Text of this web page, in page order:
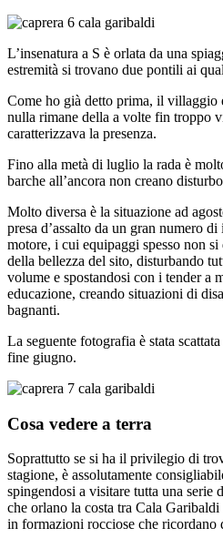
L’insenatura a S è orlata da una
estremità si trovano due pontili ai
Come ho già detto prima, il villaggio
nulla rimane della a volte fin troppo
caratterizzava la presenza.
Fino alla metà di luglio la rada è
barche all’ancora non creano
Molto diversa è la situazione ad
presa d’assalto da un gran numero
motore, i cui equipaggi spesso non
della bellezza del sito, disturbando
volume e spostandosi con i tender a
educazione, creando situazioni di
bagnanti.
La seguente fotografia è stata
fine giugno.
Cosa vedere a terra
Soprattutto se si ha il privilegio di
stagione, è assolutamente
spingendosi a visitare tutta una serie
che orlano la costa tra Cala
in formazioni rocciose che